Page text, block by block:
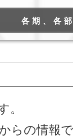
各期、各
。
らの情報